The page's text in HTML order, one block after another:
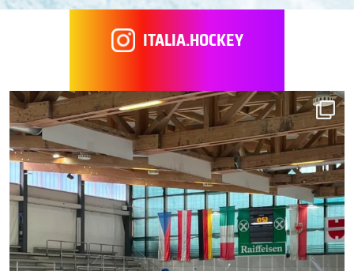
ITALIA.HOCKEY